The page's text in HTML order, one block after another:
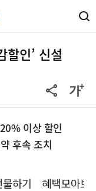
할인’ 신설
이상 할인
후속 조치